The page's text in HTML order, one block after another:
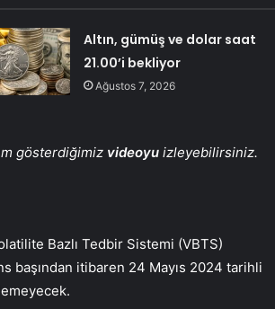
Altın, gümüş ve dolar saat
21.00’i bekliyor
Ağustos 7, 2026
gösterdiğimiz videoyu izleyebilirsiniz.
Bazlı Tedbir Sistemi (VBTS)
başından itibaren 24 Mayıs 2024 tarihli